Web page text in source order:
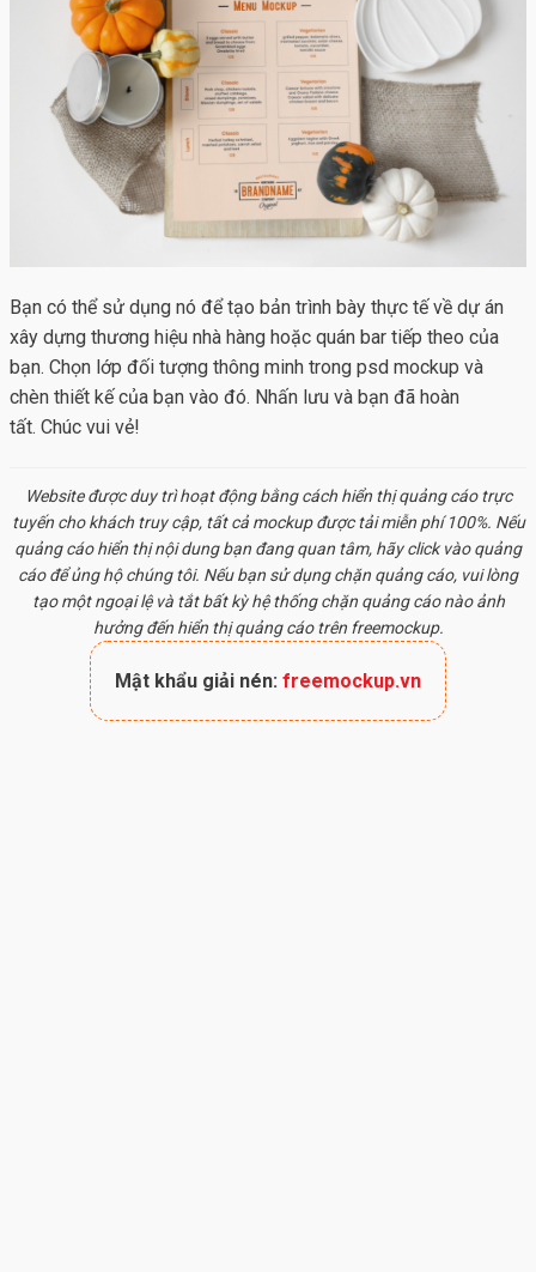
Bạn có thể sử dụng nó để tạo bản trình bày thực tế về dự án
xây dựng thương hiệu nhà hàng hoặc quán bar tiếp theo của
bạn. Chọn lớp đối tượng thông minh trong psd mockup và
chèn thiết kế của bạn vào đó. Nhấn lưu và bạn đã hoàn
tất. Chúc vui vẻ!
Website được duy trì hoạt động bằng cách hiển thị quảng cáo trực
tuyến cho khách truy cập, tất cả mockupđược tải miễn phí 100%. Nếu
quảng cáo hiển thị nội dung bạn đang quan tâm, hãy click vào quảng
cáo để ủng hộ chúng tôi. Nếu bạn sử dụng chặn quảng cáo, vui lòng
tạo một ngoại lệ và tắt bất kỳ hệ thống chặn quảng cáo nào ảnh
hưởng đến hiển thị quảng cáo trên freemockup.
Mật khẩu giải nén: freemockup.vn